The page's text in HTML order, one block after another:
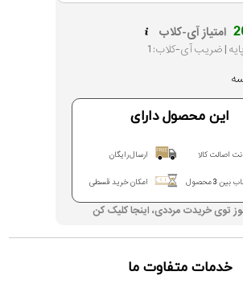
امتیاز آی-کلاب
| ضریب آی-کلاب: 1
این محصول دارای
اصالت کالا ارسال رایگان
بین 3 محصول امکان خرید قسطی
توی خریدت مرددی، اینجا کلیک کن
خدمات متفاوت ما